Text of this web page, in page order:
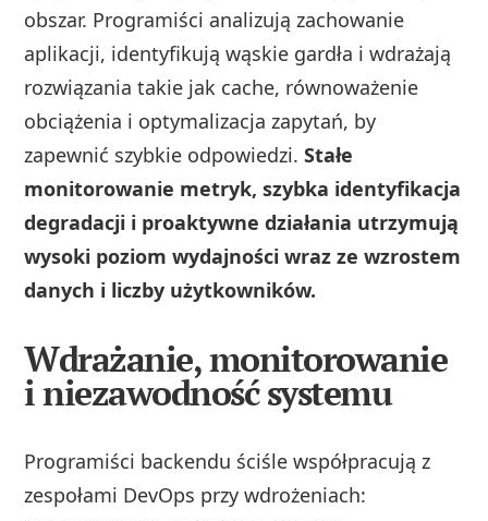
obszar. Programiści analizują zachowanie
aplikacji, identyfikują wąskie gardła i wdrażają
rozwiązania takie jak cache, równoważenie
obciążenia i optymalizacja zapytań, by
zapewnić szybkie odpowiedzi.Stałe
monitorowanie metryk, szybka identyfikacja
degradacji i proaktywne działania utrzymują
wysoki poziom wydajności wraz ze wzrostem
danych i liczby użytkowników.
Wdrażanie, monitorowanie
i niezawodność systemu
Programiści backendu ściśle współpracują z
zespołami DevOps przy wdrożeniach: